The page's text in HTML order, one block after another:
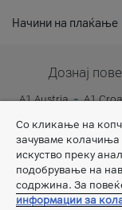
Начини на плаќање
Дознај
A1 Austria A1
Со кликање на
зачуваме
искуство преку
подобрување на
содржина. За
информации за